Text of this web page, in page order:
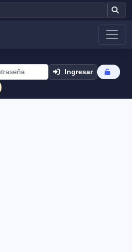
Ingresar